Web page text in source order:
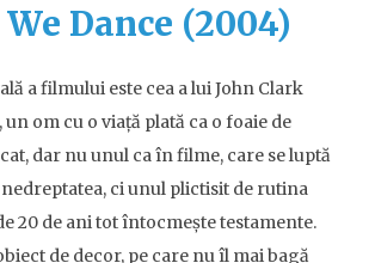
Dance (2004)
a filmului este cea a lui John Clark
un om cu o viață plată ca o foaie de
dar nu unul ca în filme, care se luptă
ci unul plictisit de rutina
20 de ani tot întocmește testamente.
de decor, pe care nu îl mai bagă